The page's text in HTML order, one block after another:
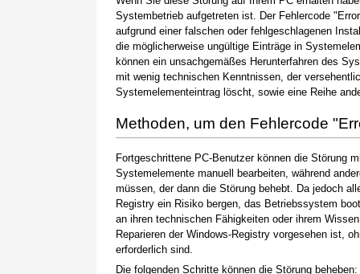
Systembetrieb aufgetreten ist. Der Fehlercode
aufgrund einer falschen oder fehlgeschlagenen
die möglicherweise ungültige Einträge in
können ein unsachgemäßes Herunterfahren des
mit wenig technischen Kenntnissen, der
Systemelementeintrag löscht, sowie eine Reihe
Methoden, um den Fehlercode
Fortgeschrittene PC-Benutzer können die Störung
Systemelemente manuell bearbeiten, während
müssen, der dann die Störung behebt. Da jedoch
Registry ein Risiko bergen, das Betriebssystem
an ihren technischen Fähigkeiten oder ihrem
Reparieren der Windows-Registry vorgesehen ist,
erforderlich sind.
Die folgenden Schritte können die Störung beheben: